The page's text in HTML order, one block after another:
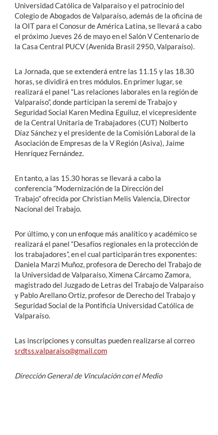
Universidad Católica de Valparaíso y el patrocinio del
Colegio de Abogados de Valparaíso, además de la oficina de
la OIT para el Conosur de América Latina, se llevará a cabo
el próximo Jueves 26 de mayo en el Salón V Centenario de
la Casa Central PUCV (Avenida Brasil 2950, Valparaíso).
La Jornada, que se extenderá entre las 11.15 y las 18.30
horas, se dividirá en tres módulos. En primer lugar, se
realizará el panel “Las relaciones laborales en la región de
Valparaíso”, donde participan la seremi de Trabajo y
Seguridad Social Karen Medina Eguiluz, el vicepresidente
de la Central Unitaria de Trabajadores (CUT) Nolberto
Díaz Sánchez y el presidente de la Comisión Laboral de la
Asociación de Empresas de la V Región (Asiva), Jaime
Henríquez Fernández.
En tanto, a las 15.30 horas se llevará a cabo la
conferencia “Modernización de la Dirección del
Trabajo” ofrecida por Christian Melis Valencia, Director
Nacional del Trabajo.
Por último, y con un enfoque más analítico y académico se
realizará el panel “Desafíos regionales en la protección de
los trabajadores”, en el cual participarán tres exponentes:
Daniela Marzi Muñoz, profesora de Derecho del Trabajo de
la Universidad de Valparaíso, Ximena Cárcamo Zamora,
magistrado del Juzgado de Letras del Trabajo de Valparaíso
y Pablo Arellano Ortiz, profesor de Derecho del Trabajo y
Seguridad Social de la Pontificia Universidad Católica de
Valparaíso.
Las inscripciones y consultas pueden realizarse al correo
srdtss.valparaiso@gmail.com
Dirección General de Vinculación con el Medio